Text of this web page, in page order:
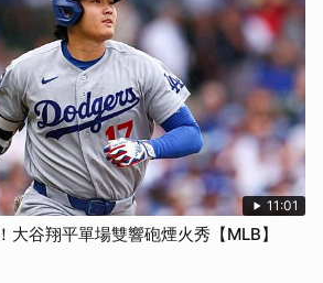
11:01
大谷翔平單場雙響砲煙火秀【MLB】